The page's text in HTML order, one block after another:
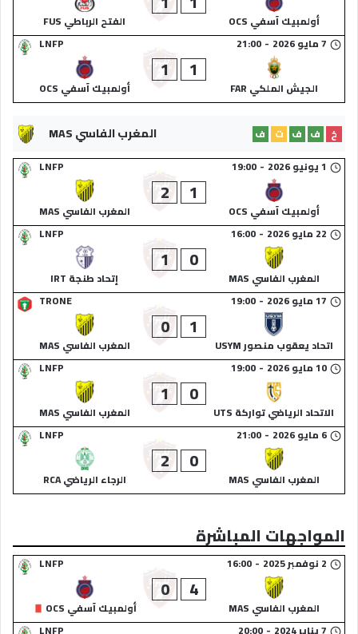
أولمبيك آسفي OCS
الفتح الرباطي FUS
LNFP
7 مايو 2026 -
21:00
الجيش الملكي FAR
1
1
أولمبيك آسفي OCS
المغرب الفاسي MAS خ ف ف ت
ف
LNFP
1 يونيو 2026 -
19:00
أولمبيك آسفي OCS
1
2
المغرب الفاسي MAS
LNFP
22 مايو 2026 -
16:00
المغرب الفاسي MAS
0
1
إتحاد طنجة IRT
TRONE
17 مايو 2026 -
19:00
اتحاد يعقوب منصور USYM
1
0
المغرب الفاسي MAS
LNFP
10 مايو 2026 -
19:00
الاتحاد الرياضي تواركة UTS
0
1
المغرب الفاسي MAS
LNFP
6 مايو 2026 -
21:00
المغرب الفاسي MAS
0
2
الرجاء الرياضي RCA
المواجهات المباشرة
LNFP 2 نوفمبر 2025 -
16:00
المغرب الفاسي MAS
4
0
أولمبيك آسفي OCS